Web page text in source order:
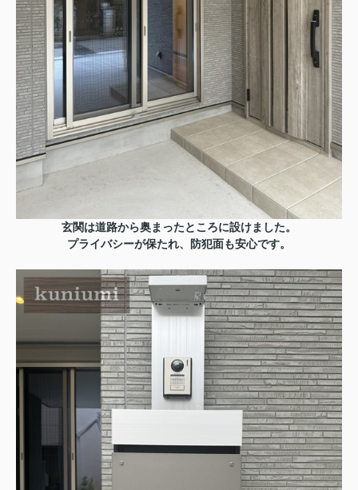
玄関は道路から奥まったところに設けました。
プライバシーが保たれ、防犯面も安心です。